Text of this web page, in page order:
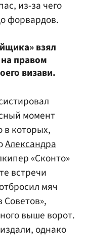
из-за чего
форвардов.
взял
правом
визави.
момент
в которых,
Александра
«Сконто»
встречи
мяч
Советов»,
выше ворот.
однако